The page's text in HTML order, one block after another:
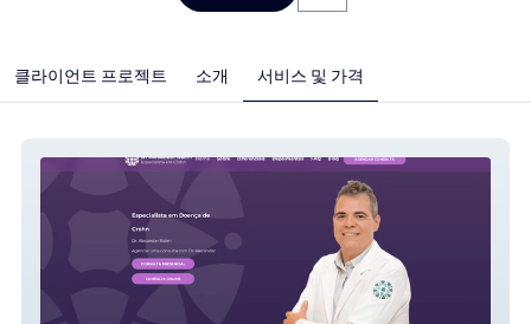
클라이언트 프로젝트 소개 서비스 및 가격